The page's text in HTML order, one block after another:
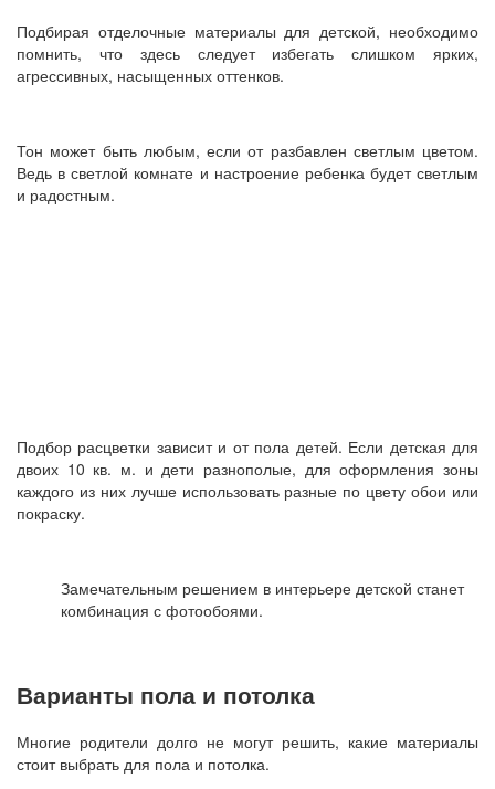
Подбирая отделочные материалы для детской, необходимо
помнить, что здесь следует избегать слишком ярких,
агрессивных, насыщенных оттенков.
Тон может быть любым, если от разбавлен светлым цветом.
Ведь в светлой комнате и настроение ребенка будет светлым
и радостным.
Подбор расцветки зависит и от пола детей. Если детская для
двоих 10 кв. м. и дети разнополые, для оформления зоны
каждого из них лучше использовать разные по цвету обои или
покраску.
Замечательным решением в интерьере детской станет
комбинация с фотообоями.
Варианты пола и потолка
Многие родители долго не могут решить, какие материалы
стоит выбрать для пола и потолка.